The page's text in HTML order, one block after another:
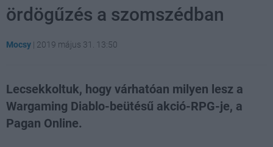
ördögűzés a szomszédban
Mocsy | 2019 május 31. 13:50
Lecsekkoltuk, hogy várhatóan milyen lesz a
Wargaming Diablo-beütésű akció-RPG-je, a
Pagan Online.